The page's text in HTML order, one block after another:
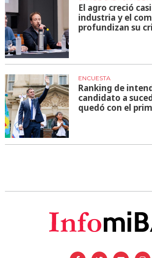
El agro creció
industria y el
profundizan su
ENCUESTA
Ranking de
candidato a
quedó con el